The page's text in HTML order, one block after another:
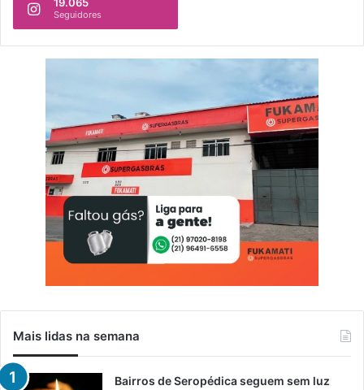
19.065
Seguidores
Mais lidas na semana
Bairros de Seropédica seguem sem luz